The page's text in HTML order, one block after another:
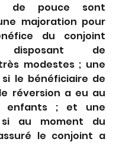
de pouce sont
majoration pour
du conjoint
disposant de
modestes ; une
le bénéficiaire de
réversion a eu au
enfants ; et une
si au moment du
le conjoint a